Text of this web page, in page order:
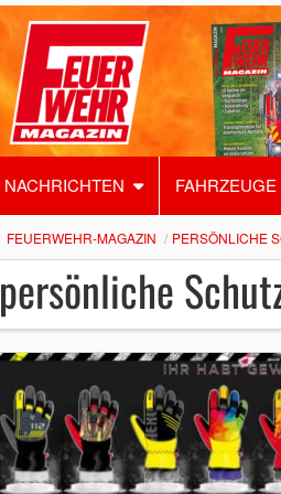
NACHRICHTEN FAHRZEUGE
FEUERWEHR-MAGAZIN PERSÖNLICHE
persönliche